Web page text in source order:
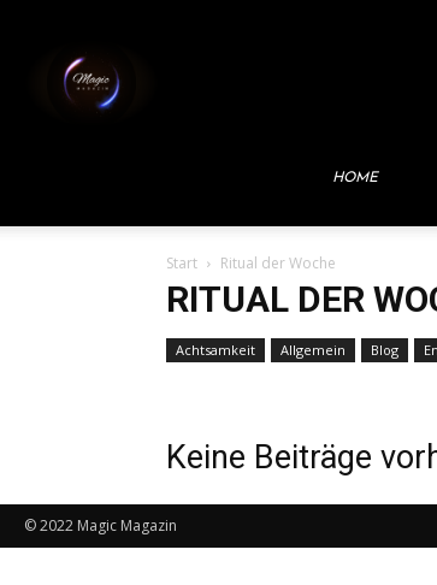
HOME
Start Ritual der Woche
RITUAL DER
Achtsamkeit Allgemein Blog
Keine Beiträge
© 2022 Magic Magazin